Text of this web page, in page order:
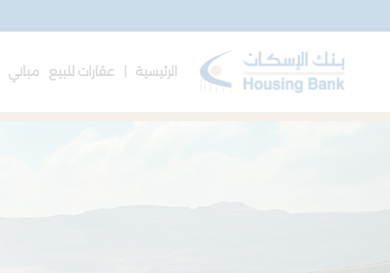
الرئيسية | عقارات للبيع مباني